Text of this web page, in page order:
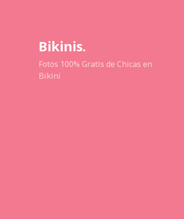
Bikinis.
Fotos 100% Gratis de Chicas en
Bikini